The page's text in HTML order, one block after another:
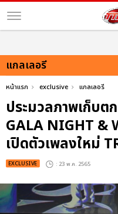
แกลเลอรี
หน้าแรก exclusive แกลเลอรี
ประมวลภาพเก็บต
GALA NIGHT &
เปิดตัวเพลงใหม่
EXCLUSIVE : 23 พ.ค. 2565